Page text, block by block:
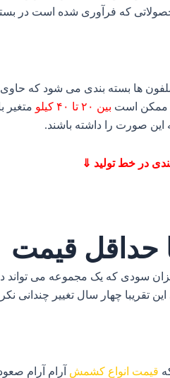
که فرآوری شده است در
ها بسته بندی می شود که
ممکن است بین ۲۰ تا ۴۰ کیلو
متغیر
صورت را داشته باشند.
در خط تولید ⇓
قیمت
تقریبا چهار سال تغییر چندانی
قیمت انواع کشمش